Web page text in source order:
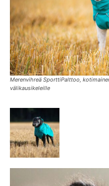
Merenvihreä SporttiPalttoo,
välikausikeleille